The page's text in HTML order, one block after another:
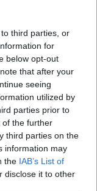
third parties, or
for
below opt-out
that after your
seeing
utilized by
parties prior to
of the further
third parties on the
information may
the IAB’s List of
disclose it to other
κερδών 57% - Τα
ενίσχυση 8 εκατ.
451 επιχειρήσεις
το πρόγραμμα
Κάλυψη εισφορών